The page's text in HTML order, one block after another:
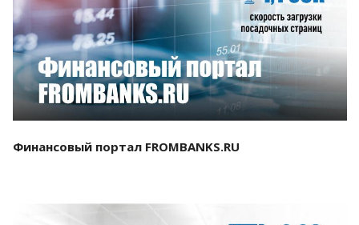
Смотреть проект
Финансовый портал FROMBANKS.RU